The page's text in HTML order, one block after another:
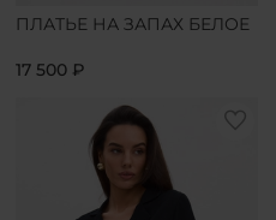
ПЛАТЬЕ НА ЗАПАХ БЕЛОЕ
17 500 ₽